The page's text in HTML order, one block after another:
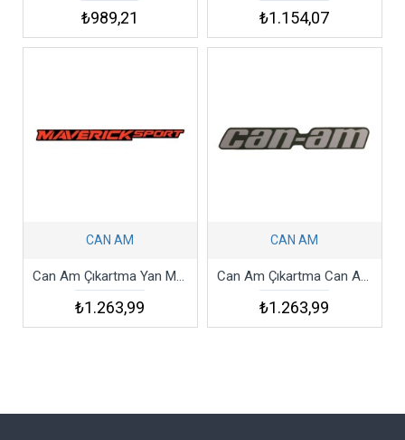
₺989,21 ₺1.154,07
CAN AM
Can Am Çıkartma Yan Maverıck Sport 1000r Decal
₺1.263,99
CAN AM
Can Am Çıkartma Can Am 1000r 2017-2018 Decal
₺1.263,99